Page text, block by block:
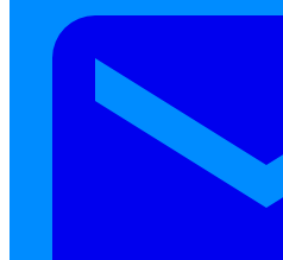
เลือกหัวข้อที่คุณสนใจ
โปรแกรมบริหารงานบุคคล